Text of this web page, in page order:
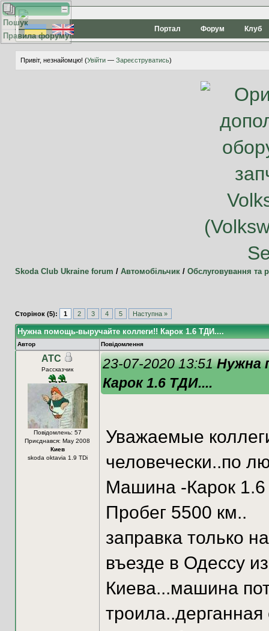
Портал Форум Клуб
Привіт, незнайомцю! (Увійти— Зареєструватись)
Skoda Club Ukraine forum / Автомобільчик/ Обслуговування та
Пошук
Правила форуму
Сторінок (5): 1 2 3 4 5 Наступна »
Нужна помощь-выручайте коллеги!! Карок 1.6 ТДИ....
Автор Повідомлення
ATC
Рассказчик
Повідомлень: 57
Приєднався: May 2008
Киев
skoda oktavia 1.9 TDi
23-07-2020 13:51Нужна
Карок 1.6 ТДИ....
Уважаемые
человечески..по
Машина -Карок 1.6
Пробег 5500 км..
заправка только
въезде в Одессу из
Киева...машина
троила..дерганная